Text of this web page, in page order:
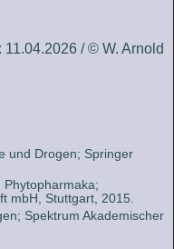
11.04.2026 / © W. Arnold
und Drogen; Springer
Phytopharmaka;
mbH, Stuttgart, 2015.
Spektrum Akademischer